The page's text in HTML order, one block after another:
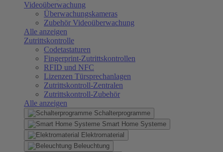
Videoüberwachung
Überwachungskameras
Zubehör Videoüberwachung
Alle anzeigen
Zutrittskontrolle
Codetastaturen
Fingerprint-Zutrittskontrollen
RFID und NFC
Lizenzen Türsprechanlagen
Zutrittskontroll-Zentralen
Zutrittskontroll-Zubehör
Alle anzeigen
Schalterprogramme
Smart Home Systeme
Elektromaterial
Beleuchtung